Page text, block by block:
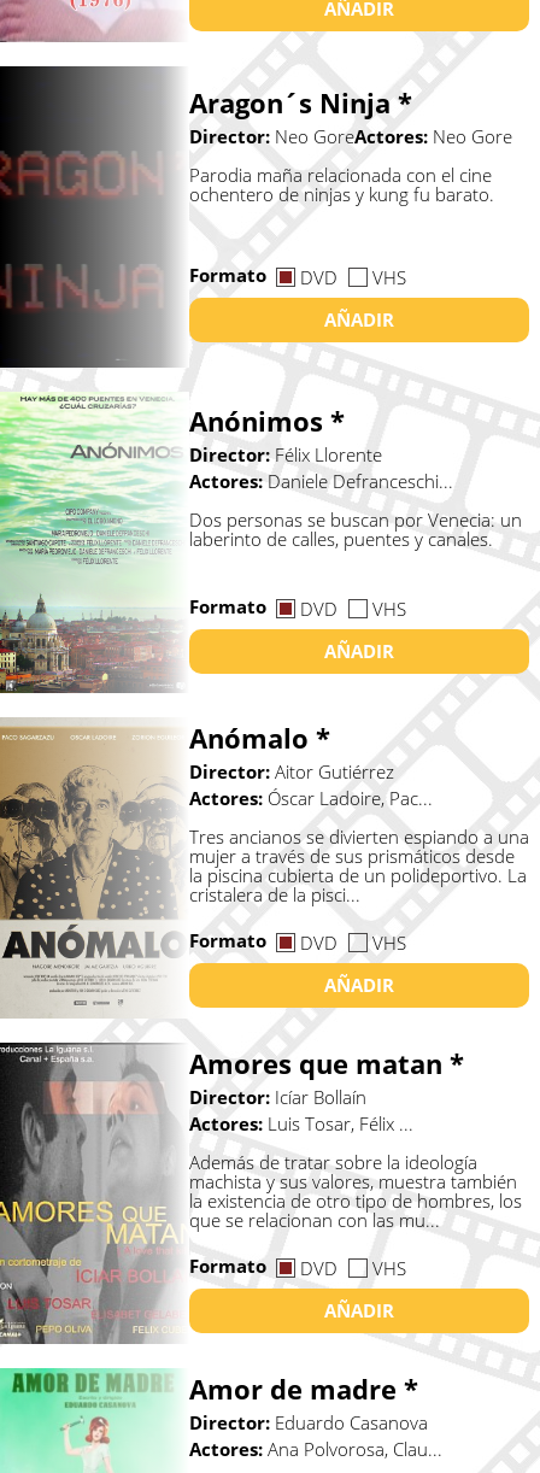
AÑADIR
Aragon´s Ninja *
Director: Neo GoreActores: Neo Gore
Parodia maña relacionada con el cine
ochentero de ninjas y kung fu barato.
Formato DVD
VHS
AÑADIR
Anónimos *
Director: Félix Llorente
Actores: Daniele Defranceschi...
Dos personas se buscan por Venecia: un
laberinto de calles, puentes y canales.
Formato DVD
VHS
AÑADIR
Anómalo *
Director: Aitor Gutiérrez
Actores: Óscar Ladoire, Pac...
Tres ancianos se divierten espiando a una
mujer a través de sus prismáticos desde
la piscina cubierta de un polideportivo. La
cristalera de la pisci...
Formato
DVD
VHS
AÑADIR
Amores que matan *
Director: Icíar Bollaín
Actores: Luis Tosar, Félix ...
Además de tratar sobre la ideología
machista y sus valores, muestra también
la existencia de otro tipo de hombres, los
que se relacionan con las mu...
Formato
DVD
VHS
AÑADIR
Amor de madre *
Director: Eduardo Casanova
Actores: Ana Polvorosa, Clau...